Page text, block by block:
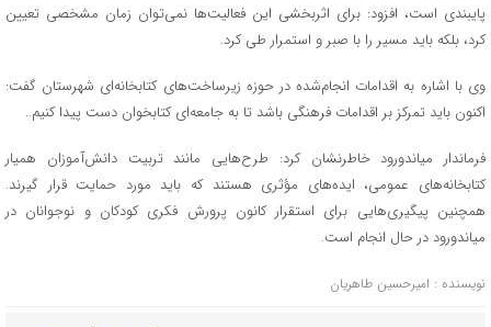
پایبندی است، افزود: برای اثربخشی این فعالیت‌ها نمی‌توان زمان مشخصی تعیین
کرد، بلکه باید مسیر را با صبر و استمرار طی کرد.
وی با اشاره به اقدامات انجام‌شده در حوزه زیرساخت‌های کتابخانه‌ای شهرستان گفت:
اکنون باید تمرکز بر اقدامات فرهنگی باشد تا به جامعه‌ای کتابخوان دست پیدا کنیم..
فرماندار میاندورود خاطرنشان کرد: طرح‌هایی مانند تربیت دانش‌آموزان همیار
کتابخانه‌های عمومی، ایده‌های مؤثری هستند که باید مورد حمایت قرار گیرند.
همچنین پیگیری‌هایی برای استقرار کانون پرورش فکری کودکان و نوجوانان در
میاندورود در حال انجام است.
نویسنده : امیرحسین طاهریان